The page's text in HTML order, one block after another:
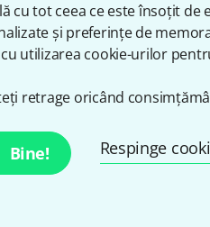
cu tot ceea ce este însoțit de
și preferințe de
utilizarea cookie-urilor
retrage oricând
Bine! Respinge
Share
limba engleză și, cu